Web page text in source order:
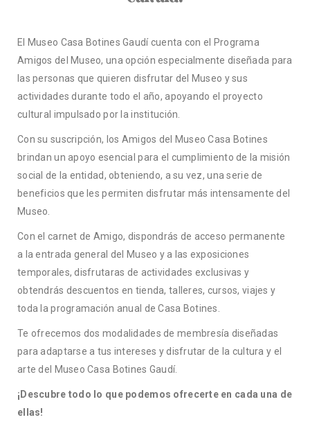
El Museo Casa Botines Gaudí cuenta con el Programa
Amigos del Museo, una opción especialmente diseñada para
las personas que quieren disfrutar del Museo y sus
actividades durante todo el año, apoyando el proyecto
cultural impulsado por la institución.
Con su suscripción, los Amigos del Museo Casa Botines
brindan un apoyo esencial para el cumplimiento de la misión
social de la entidad, obteniendo, a su vez, una serie de
beneficios que les permiten disfrutar más intensamente del
Museo.
Con el carnet de Amigo, dispondrás de acceso permanente
a la entrada general del Museo y a las exposiciones
temporales, disfrutaras de actividades exclusivas y
obtendrás descuentos en tienda, talleres, cursos, viajes y
toda la programación anual de Casa Botines.
Te ofrecemos dos modalidades de membresía diseñadas
para adaptarse a tus intereses y disfrutar de la cultura y el
arte del Museo Casa Botines Gaudí.
¡Descubre todo lo que podemos ofrecerte en cada una de
ellas!